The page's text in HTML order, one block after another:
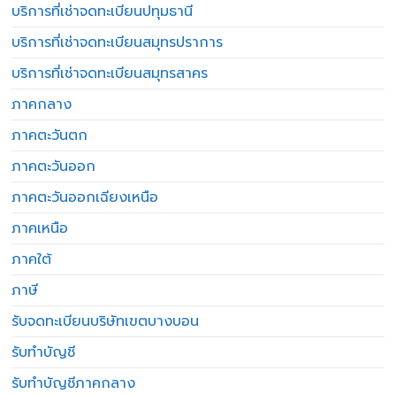
บริการที่เช่าจดทะเบียนปทุมธานี
บริการที่เช่าจดทะเบียนสมุทรปราการ
บริการที่เช่าจดทะเบียนสมุทรสาคร
ภาคกลาง
ภาคตะวันตก
ภาคตะวันออก
ภาคตะวันออกเฉียงเหนือ
ภาคเหนือ
ภาคใต้
ภาษี
รับจดทะเบียนบริษัทเขตบางบอน
รับทำบัญชี
รับทำบัญชีภาคกลาง